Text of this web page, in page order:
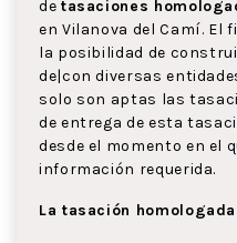
de tasaciones
en Vilanova del Camí. El
la posibilidad de
de|con diversas
solo son aptas las
de entrega de esta
desde el momento en el
información requerida.
La tasación